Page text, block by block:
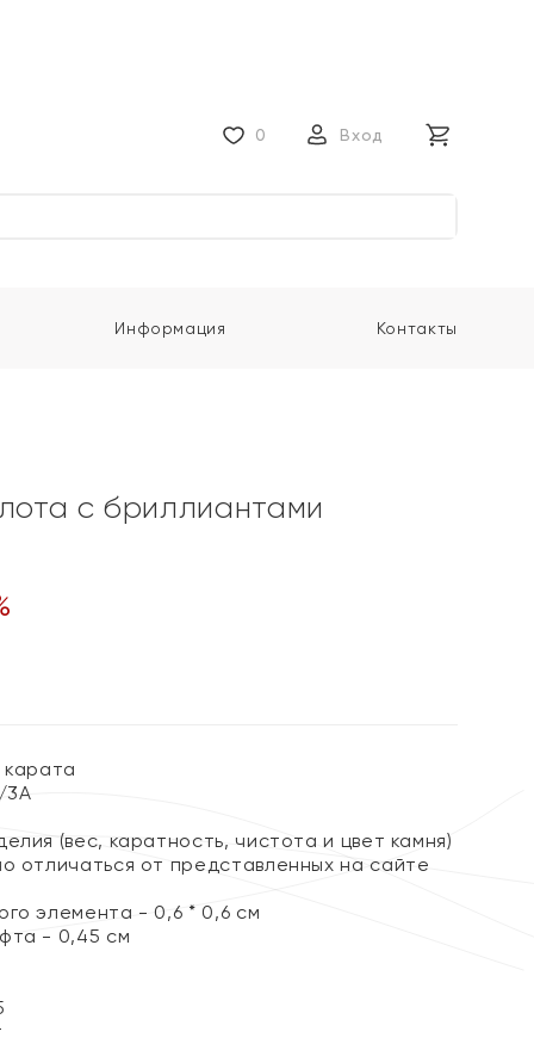
0 Вход
Информация Контакты
с бриллиантами
3А
(вес, каратность, чистота и цвет камня)
отличаться от представленных на сайте
элемента - 0,6 * 0,6 см
- 0,45 см